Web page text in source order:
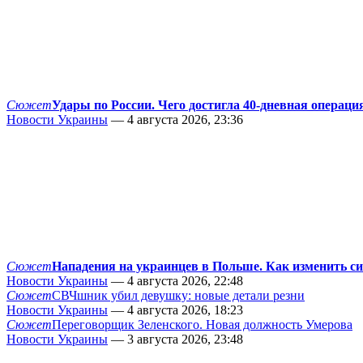
СюжетУдары по России. Чего достигла 40-дневная
Новости Украины — 4 августа 2026, 23:36
СюжетНападения на украинцев в Польше. Как изменить
Новости Украины — 4 августа 2026, 22:48
СюжетСВЧшник убил девушку: новые детали резни
Новости Украины — 4 августа 2026, 18:23
СюжетПереговорщик Зеленского. Новая должность Умерова
Новости Украины — 3 августа 2026, 23:48